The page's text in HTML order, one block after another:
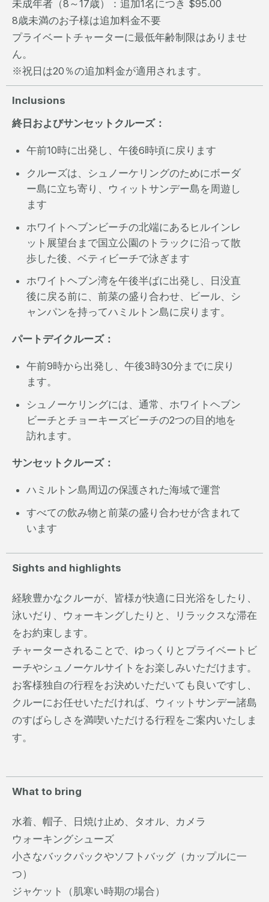
未成年者（8～17歳）：追加1名につき $95.00
8歳未満のお子様は追加料金不要
プライベートチャーターに最低年齢制限はありませ
ん。
※祝日は20％の追加料金が適用されます。
Inclusions
終日およびサンセットクルーズ：
午前10時に出発し、午後6時頃に戻ります
クルーズは、シュノーケリングのためにボーダ
ー島に立ち寄り、ウィットサンデー島を周遊し
ます
ホワイトヘブンビーチの北端にあるヒルインレ
ット展望台まで国立公園のトラックに沿って散
歩した後、ベティビーチで泳ぎます
ホワイトヘブン湾を午後半ばに出発し、日没直
後に戻る前に、前菜の盛り合わせ、ビール、シ
ャンパンを持ってハミルトン島に戻ります。
パートデイクルーズ：
午前9時から出発し、午後3時30分までに戻り
ます。
シュノーケリングには、通常、ホワイトヘブン
ビーチとチョーキーズビーチの2つの目的地を
訪れます。
サンセットクルーズ：
ハミルトン島周辺の保護された海域で運営
すべての飲み物と前菜の盛り合わせが含まれて
います
Sights and highlights
経験豊かなクルーが、皆様が快適に日光浴をしたり、
泳いだり、ウォーキングしたりと、リラックスな滞在
をお約束します。
チャーターされることで、ゆっくりとプライベートビ
ーチやシュノーケルサイトをお楽しみいただけます。
お客様独自の行程をお決めいただいても良いですし、
クルーにお任せいただければ、ウィットサンデー諸島
のすばらしさを満喫いただける行程をご案内いたしま
す。
What to bring
水着、帽子、日焼け止め、タオル、カメラ
ウォーキングシューズ
小さなバックパックやソフトバッグ（カップルに一
つ）
ジャケット（肌寒い時期の場合）